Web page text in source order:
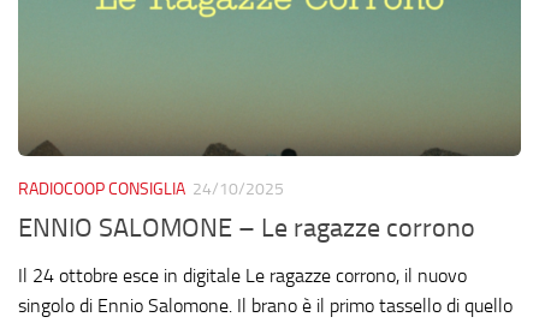
RADIOCOOP CONSIGLIA 24/10/2025
ENNIO SALOMONE – Le ragazze corrono
Il 24 ottobre esce in digitale Le ragazze corrono, il nuovo
singolo di Ennio Salomone. Il brano è il primo tassello di quello